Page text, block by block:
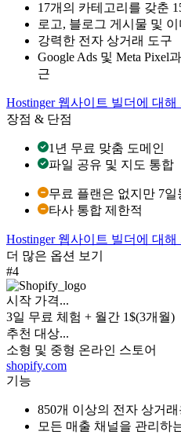
17개의 카테고리를 갖춘
로고, 블로그 게시물 및
강력한 전자 상거래 도구
Google Ads 및 Meta Pixel
근
Hostinger 웹사이트 빌더에 대해
장점 & 단점
1년 무료 맞춤 도메인
파일 공유 및 지도 통합
무료 플랜은 없지만 7
타사 통합 제한적
Hostinger 웹사이트 빌더에 대해
더 많은 옵션 보기
#4
시작 가격...
3일 무료 체험 + 월간 1$(3개월)
추천 대상...
소형 및 중형 온라인 스토어
shopify.com
기능
850개 이상의 전자 상거
모든 매출 채널을 관리하